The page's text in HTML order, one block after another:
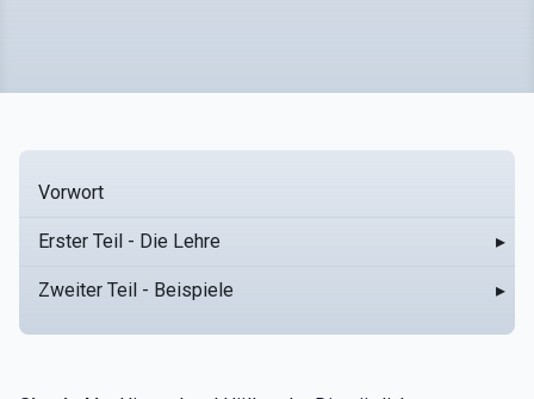
Vorwort
Erster Teil - Die Lehre ▸
Zweiter Teil - Beispiele ▸